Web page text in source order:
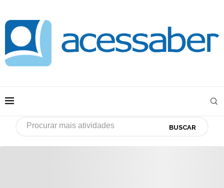
BUSCAR